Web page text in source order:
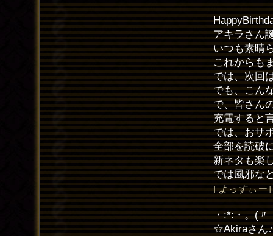
アキラさん
いつも素晴
これからも
では、次回
でも、こん
で、皆さん
充電すると
では、おサ
全部を読破
新ネタも楽
では風邪な
| よっすぃー |
・:*:・。(
☆Akiraさん♪